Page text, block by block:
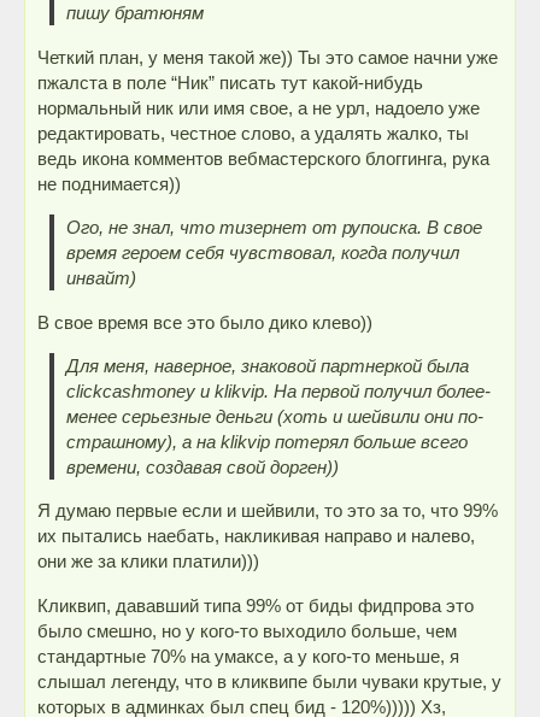
пишу братюням
Четкий план, у меня такой же)) Ты это самое начни уже
пжалста в поле “Ник” писать тут какой-нибудь
нормальный ник или имя свое, а не урл, надоело уже
редактировать, честное слово, а удалять жалко, ты
ведь икона комментов вебмастерского блоггинга, рука
не поднимается))
Ого, не знал, что тизернет от рупоиска. В свое
время героем себя чувствовал, когда получил
инвайт)
В свое время все это было дико клево))
Для меня, наверное, знаковой партнеркой была
clickcashmoney и klikvip. На первой получил более-
менее серьезные деньги (хоть и шейвили они по-
страшному), а на klikvip потерял больше всего
времени, создавая свой дорген))
Я думаю первые если и шейвили, то это за то, что 99%
их пытались наебать, накликивая направо и налево,
они же за клики платили)))
Кликвип, дававший типа 99% от биды фидпрова это
было смешно, но у кого-то выходило больше, чем
стандартные 70% на умаксе, а у кого-то меньше, я
слышал легенду, что в кликвипе были чуваки крутые, у
которых в админках был спец бид - 120%))))) Хз,